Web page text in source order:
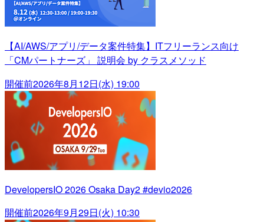
【AI/AWS/アプリ/データ案件特集】ITフリーランス向け
「CMパートナーズ」 説明会 by クラスメソッド
開催前2026年8月12日(水) 19:00
DevelopersIO 2026 Osaka Day2 #devio2026
開催前2026年9月29日(火) 10:30